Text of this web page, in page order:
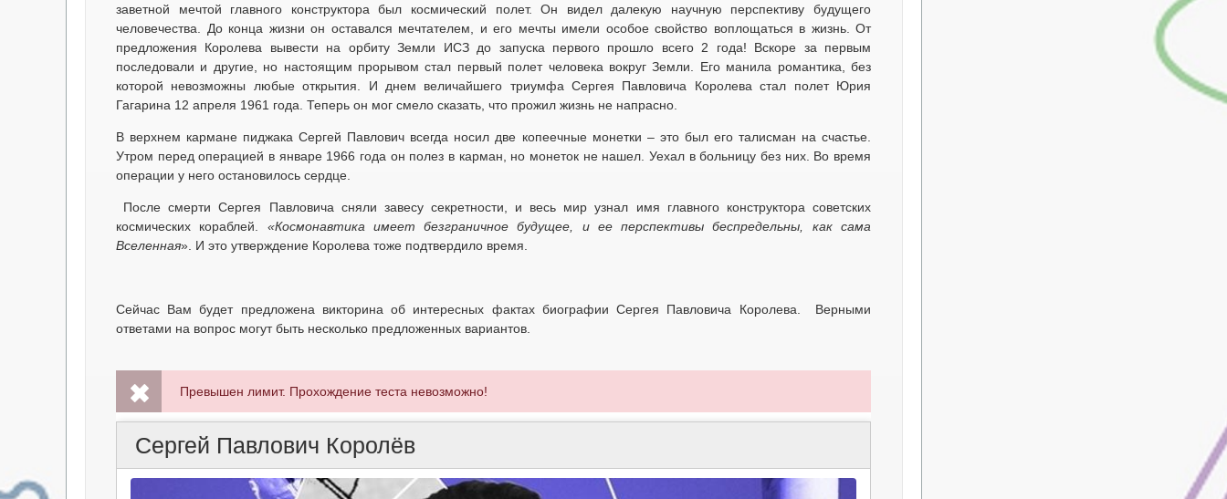
заветной мечтой главного конструктора был космический полет. Он видел далекую научную перспективу будущего
человечества. До конца жизни он оставался мечтателем, и его мечты имели особое свойство воплощаться в жизнь. От
предложения Королева вывести на орбиту Земли ИСЗ до запуска первого прошло всего 2 года! Вскоре за первым
последовали и другие, но настоящим прорывом стал первый полет человека вокруг Земли. Его манила романтика, без
которой невозможны любые открытия. И днем величайшего триумфа Сергея Павловича Королева стал полет Юрия
Гагарина 12 апреля 1961 года. Теперь он мог смело сказать, что прожил жизнь не напрасно.
В верхнем кармане пиджака Сергей Павлович всегда носил две копеечные монетки – это был его талисман на счастье.
Утром перед операцией в январе 1966 года он полез в карман, но монеток не нашел. Уехал в больницу без них. Во время
операции у него остановилось сердце.
После смерти Сергея Павловича сняли завесу секретности, и весь мир узнал имя главного конструктора советских
космических кораблей. «Космонавтика имеет безграничное будущее, и ее перспективы беспредельны, как сама
Вселенная». И это утверждение Королева тоже подтвердило время.
Сейчас Вам будет предложена викторина об интересных фактах биографии Сергея Павловича Королева. Верными
ответами на вопрос могут быть несколько предложенных вариантов.